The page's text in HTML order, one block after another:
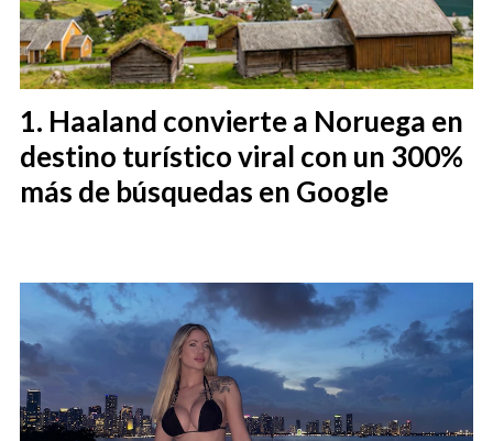
Haaland convierte a Noruega en
destino turístico viral con un 300%
más de búsquedas en Google